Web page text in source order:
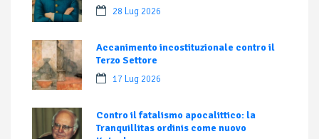
28 Lug 2026
Accanimento incostituzionale contro il
Terzo Settore
17 Lug 2026
Contro il fatalismo apocalittico: la
Tranquillitas ordinis come nuovo